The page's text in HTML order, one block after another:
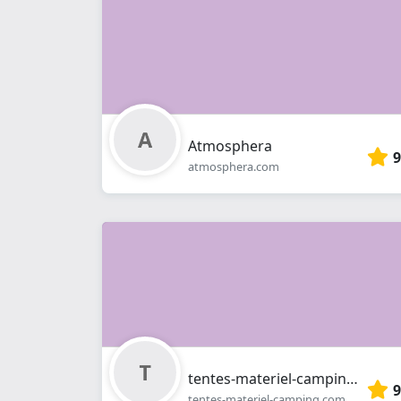
Atmosphera
atmosphera.com
tentes-materiel-camping.com